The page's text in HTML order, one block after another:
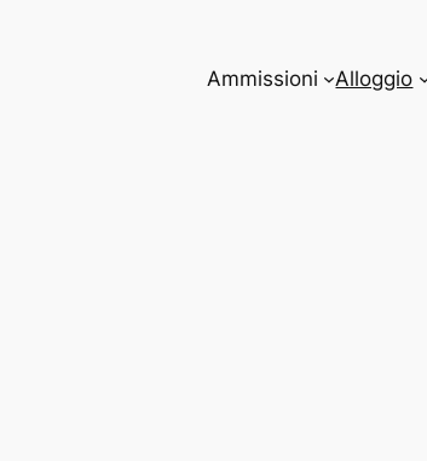
Ammissioni Alloggio